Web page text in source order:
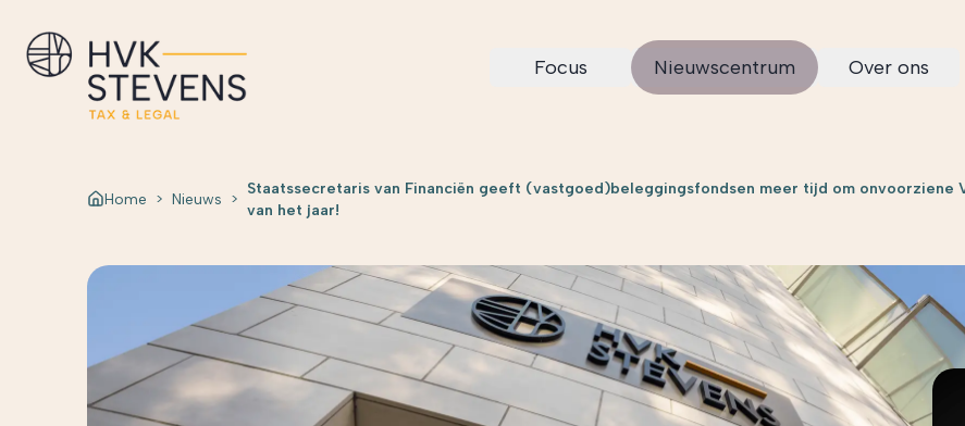
Focus Nieuwscentrum Over ons
Home > Nieuws >
Staatssecretaris van Financiën geeft (vastgoed)beleggingsfondsen meer tijd om
van het jaar!